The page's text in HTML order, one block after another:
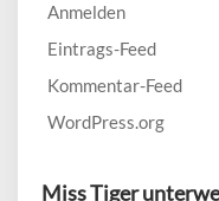
Anmelden
Eintrags-Feed
Kommentar-Feed
WordPress.org
Miss Tiger